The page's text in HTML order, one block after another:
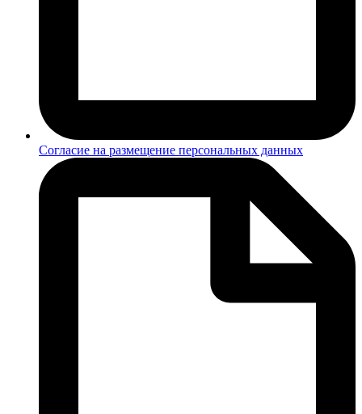
Согласие на размещение персональных данных